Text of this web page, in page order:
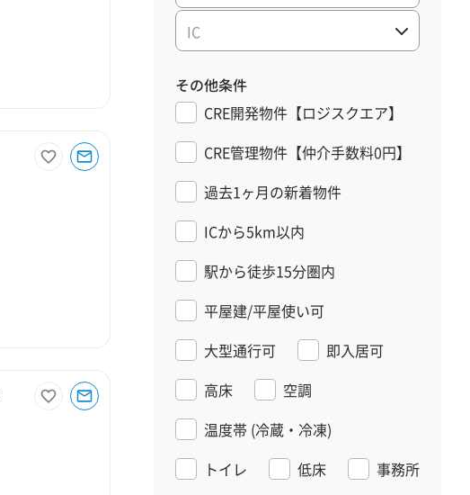
IC
その他条件
CRE開発物件【ロジスクエア】
CRE管理物件【仲介手数料0円】
過去1ヶ月の新着物件
ICから5km以内
駅から徒歩15分圏内
平屋建/平屋使い可
大型通行可
即入居可
高床
空調
温度帯 (冷蔵・冷凍)
トイレ
低床
事務所